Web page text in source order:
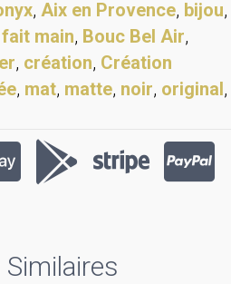
, Aix en Provence, bijou,
main, Bouc Bel Air,
, création, Création
, mat, matte, noir, original,